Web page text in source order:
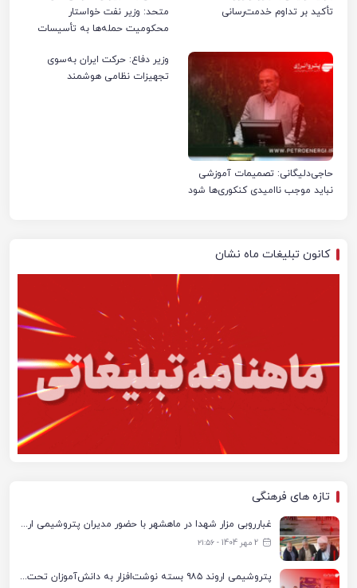
تأکید بر تداوم خدمت‌رسانی
متحد: وزیر نفت خواستار
محکومیت حمله‌ها به تأسیسات
حاجی‌دلیگانی: تصمیمات آموزشی
نباید موجب ناامیدی کنکوری‌ها شود
وزیر دفاع: حرکت ایران به‌سوی
تجهیزات نظامی هوشمند
کانون تبلیغات ماه نشان
تازه های فرهنگی
غبارروبی مزار شهدا در ماهشهر با حضور مدیران پتروشیمی اروند و مسئولان شهری
2 مهر 1404 - ۲۱:۵۶
پتروشیمی اروند ۹۸۵ بسته نوشت‌افزار به دانش‌آموزان تحت پوشش کمیته امداد بندرماهشهر اهدا کرد